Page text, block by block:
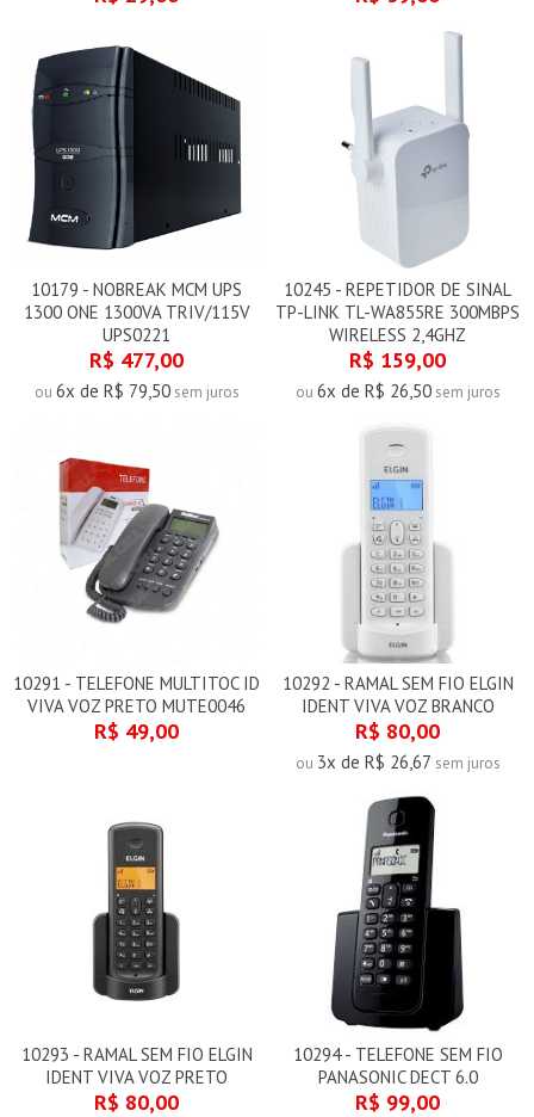
10179 - NOBREAK MCM UPS
1300 ONE 1300VA TRIV/115V
UPS0221
R$ 477,00
ou 6x de R$ 79,50sem juros
10245 - REPETIDOR DE SINAL
TP-LINK TL-WA855RE 300MBPS
WIRELESS 2,4GHZ
R$ 159,00
ou 6x de R$ 26,50sem juros
10291 - TELEFONE MULTITOC ID
VIVA VOZ PRETO MUTE0046
R$ 49,00
10292 - RAMAL SEM FIO ELGIN
IDENT VIVA VOZ BRANCO
R$ 80,00
ou 3x de R$ 26,67 sem juros
10293 - RAMAL SEM FIO ELGIN
IDENT VIVA VOZ PRETO
R$ 80,00
10294 - TELEFONE SEM FIO
PANASONIC DECT 6.0
R$ 99,00